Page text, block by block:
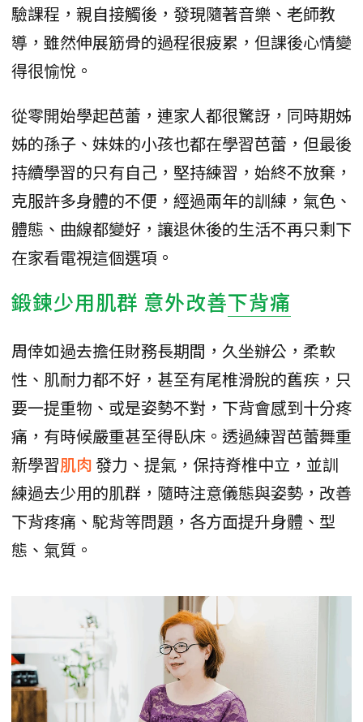
驗課程，親自接觸後，發現隨著音樂、老師教
導，雖然伸展筋骨的過程很疲累，但課後心情變
得很愉悅。
從零開始學起芭蕾，連家人都很驚訝，同時期姊
姊的孫子、妹妹的小孩也都在學習芭蕾，但最後
持續學習的只有自己，堅持練習，始終不放棄，
克服許多身體的不便，經過兩年的訓練，氣色、
體態、曲線都變好，讓退休後的生活不再只剩下
在家看電視這個選項。
鍛鍊少用肌群 意外改善下背痛
周倖如過去擔任財務長期間，久坐辦公，柔軟
性、肌耐力都不好，甚至有尾椎滑脫的舊疾，只
要一提重物、或是姿勢不對，下背會感到十分疼
痛，有時候嚴重甚至得臥床。透過練習芭蕾舞重
新學習肌肉 發力、提氣，保持脊椎中立，並訓
練過去少用的肌群，隨時注意儀態與姿勢，改善
下背疼痛、駝背等問題，各方面提升身體、型
態、氣質。